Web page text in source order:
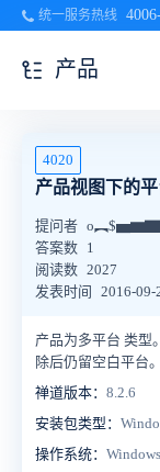
统一服务热线
产品
4020
产品视图下的
提问者
答案数 1
阅读数 2027
发表时间
2016-09-
产品为多平台 类型
除后仍留空白平台
禅道版本： 8.2.6
安装包类型：
操作系统：